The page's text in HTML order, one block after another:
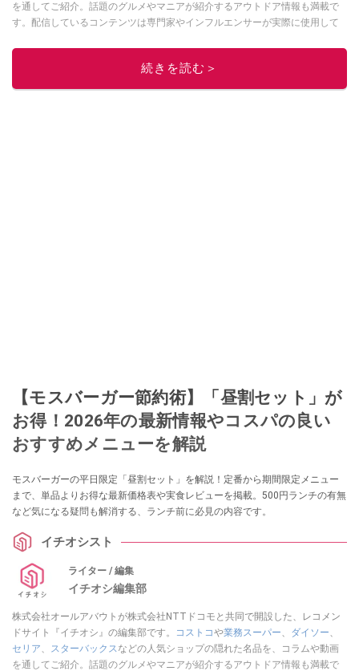
を通してご紹介。話題のグルメやマニアが紹介するアウトドア情報も満載で
す。配信しているコンテンツは専門家やインフルエンサーが実際に使用して
ニュースでフォロー
続きを読む＞
【モスバーガー節約術】「昼割セット」が
お得！2026年の最新情報やコスパの良い
おすすめメニューを解説
モスバーガーの平日限定「昼割セット」を解説！定番から期間限定メニュー
まで、単品よりお得な最新価格表や実食レビューを掲載。500円ランチの有無
など気になる疑問も解消する、ランチ前に必見の内容です。
イチオシスト
ライター / 編集
イチオシ編集部
株式会社オールアバウトが株式会社NTTドコモと共同で開設した、レコメン
ドサイト『イチオシ』の編集部です。
コストコや業務スーパー、 ダイソー、
セリア、 スターバックスなどの人気ショップの隠れた名品を、コラムや動画
を通してご紹介。話題のグルメやマニアが紹介するアウトドア情報も満載で